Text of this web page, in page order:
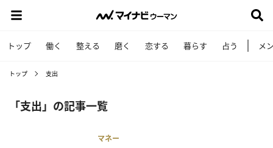
トップ 働く 整える 磨く 恋する 暮らす 占う メ
トップ 支出
「支出」の記事一覧
マネー